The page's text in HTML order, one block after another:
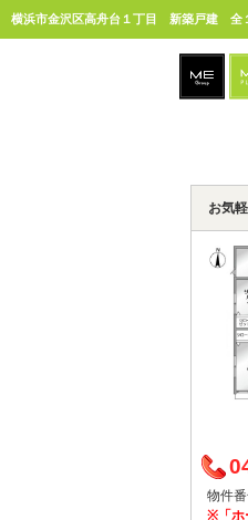
横浜市金沢区高舟台１丁目 新築戸建 全
お気
物件
※「ホ